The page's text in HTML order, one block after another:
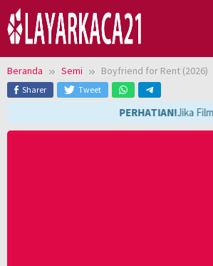
Loncat
ke
konten
Beranda Semi Boyfriend for Rent (2026)
Sharer Tweet
PERHATIAN!Jika Film